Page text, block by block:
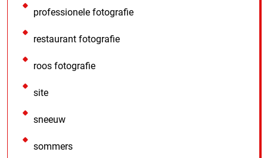
professionele fotografie
restaurant fotografie
roos fotografie
site
sneeuw
sommers